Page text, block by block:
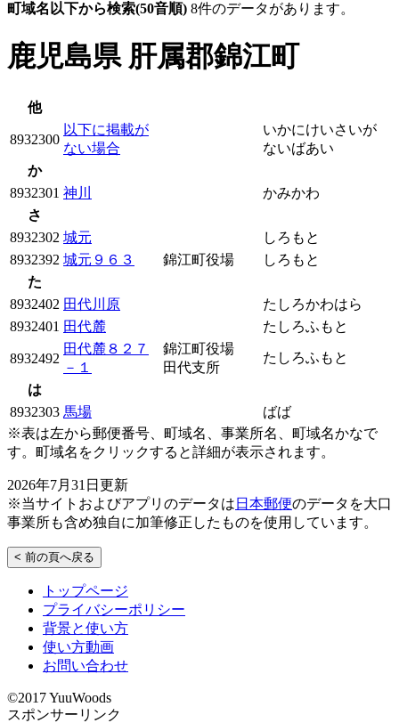
町域名以下から検索(50音順) 8件のデータがあります。
鹿児島県 肝属郡錦江町
他
8932300
以下に掲載が
ない場合
いかにけいさいが
ないばあい
か
8932301 神川
かみかわ
さ
8932302 城元
しろもと
8932392 城元９６３ 錦江町役場
しろもと
た
8932402 田代川原
たしろかわはら
8932401 田代麓 たしろふもと
8932492
田代麓８２７
－１
錦江町役場
田代支所
たしろふもと
は
8932303 馬場
ばば
※表は左から郵便番号、町域名、事業所名、町域名かなで
す。町域名をクリックすると詳細が表示されます。
2026年7月31日更新
※当サイトおよびアプリのデータは 日本郵便のデータを大口
事業所も含め独自に加筆修正したものを使用しています。
< 前の頁へ戻る
トップページ
プライバシーポリシー
背景と使い方
使い方動画
お問い合わせ
©2017 YuuWoods
スポンサーリンク